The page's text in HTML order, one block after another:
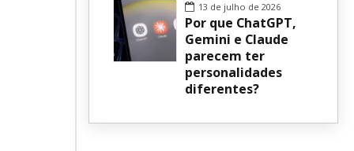
13 de julho de 2026
Por que ChatGPT,
Gemini e Claude
parecem ter
personalidades
diferentes?